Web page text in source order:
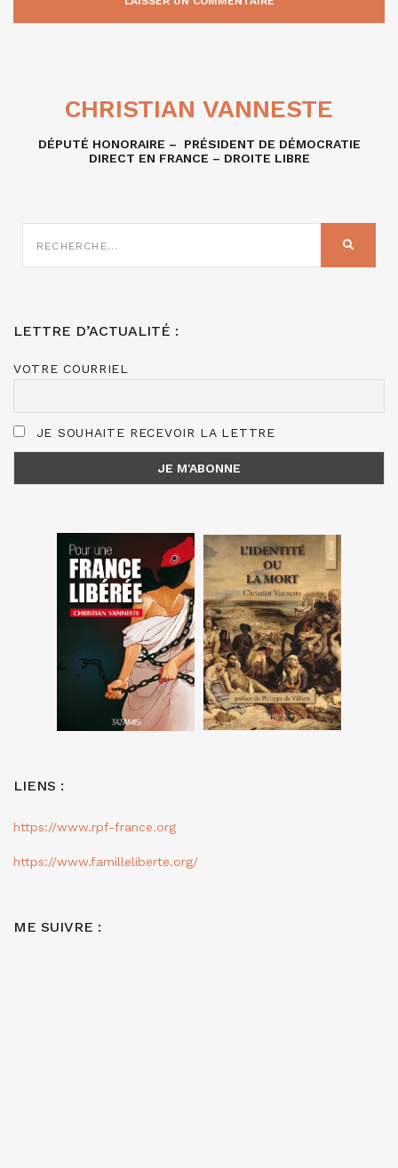
CHRISTIAN VANNESTE
DÉPUTÉ HONORAIRE – PRÉSIDENT DE DÉMOCRATIE
DIRECT EN FRANCE – DROITE LIBRE
SUR
LETTRE D’ACTUALITÉ :
VOTRE COURRIEL
JE SOUHAITE RECEVOIR LA LETTRE
LIENS :
https://www.rpf-france.org
https://www.familleliberte.org/
ME SUIVRE :